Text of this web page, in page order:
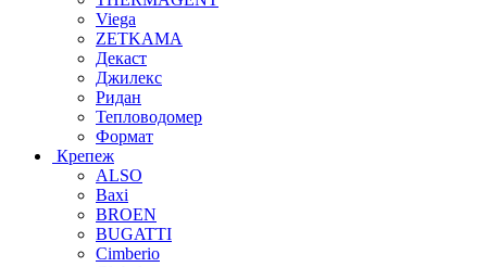
Viega
ZETKAMA
Декаст
Джилекс
Ридан
Тепловодомер
Формат
Крепеж
ALSO
Baxi
BROEN
BUGATTI
Cimberio